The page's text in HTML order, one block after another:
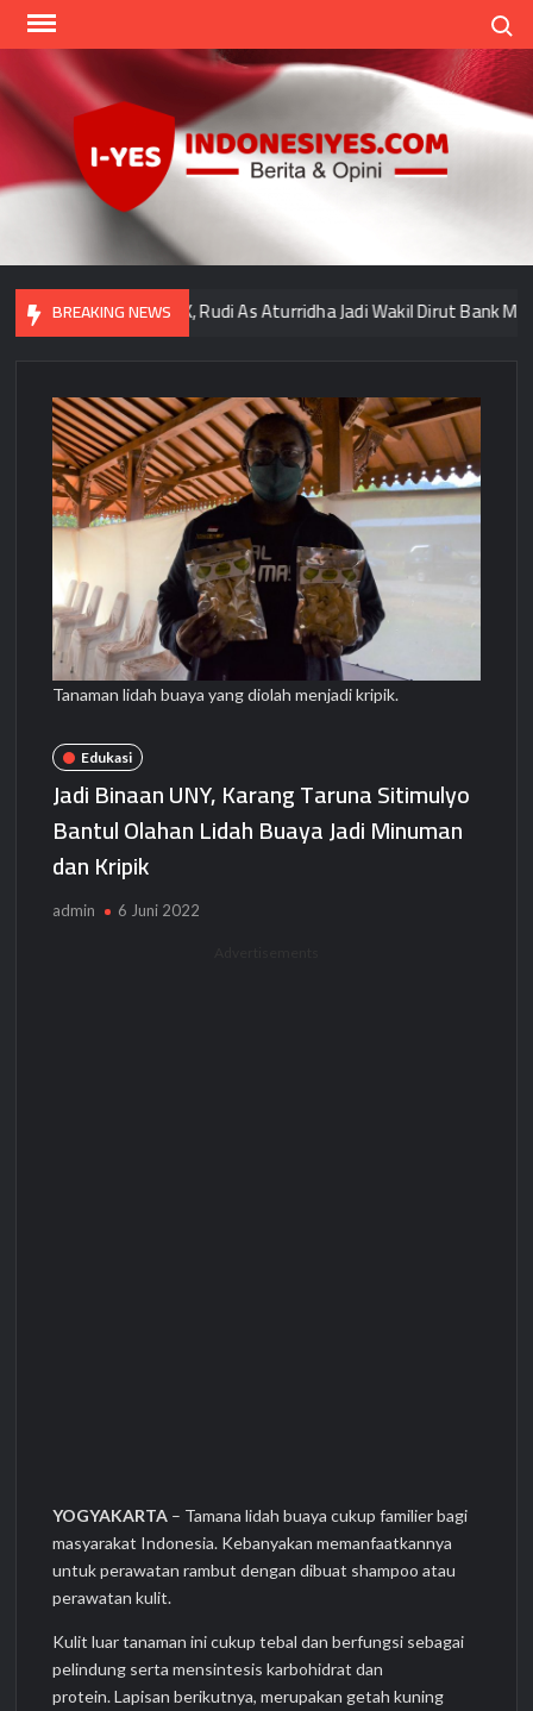
Skip
BREAKING NEWS
Lolos Uji OJK, Rudi As Aturridha Jadi Wakil Dirut Bank Mandiri
Tanaman lidah buaya yang diolah menjadi kripik.
Edukasi
Jadi Binaan UNY, Karang Taruna Sitimulyo
Bantul Olahan Lidah Buaya Jadi Minuman
dan Kripik
admin 6 Juni 2022
YOGYAKARTA – Tamana lidah buaya cukup familier bagi
masyarakat Indonesia. Kebanyakan memanfaatkannya
untuk perawatan rambut dengan dibuat shampoo atau
perawatan kulit.
Kulit luar tanaman ini cukup tebal dan berfungsi sebagai
pelindung serta mensintesis karbohidrat dan
protein. Lapisan berikutnya, merupakan getah kuning